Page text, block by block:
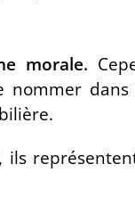
morale.
nommer
ils